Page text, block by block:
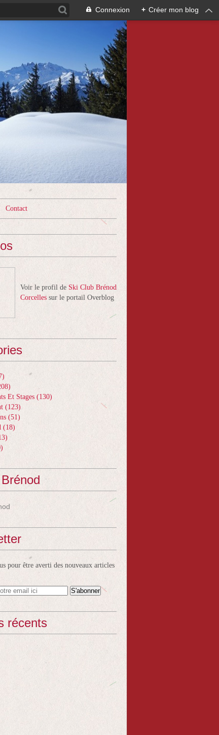
Connexion + Créer mon blog
Contact
Voir le profil de Ski Club Brénod
Corcelles sur le portail Overblog
Et Stages (130)
(123)
(51)
(18)
pour être averti des nouveaux articles
récents